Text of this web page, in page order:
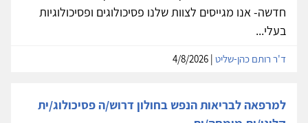
חדשה- אנו מגייסים לצוות שלנו פסיכולוגים ופסיכולוגיות
בעלי...
ד'ר רותם כהן-שליט
למרפאה לבריאות הנפש בחולון דרוש/ה פסיכולוג/ית